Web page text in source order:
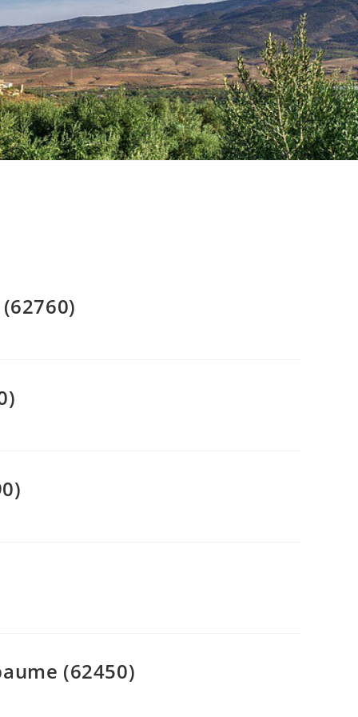
(62450)